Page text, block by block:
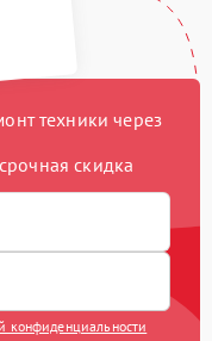
техники через
скидка
конфиденциальности